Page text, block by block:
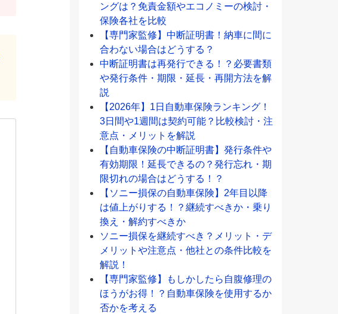
ングは？免責金額やエコノミーの検討・
保険各社を比較
【専門家監修】中断証明書！納車に間に
合わない場合はどうする？
中断証明書は再発行できる！？必要書類
や発行条件・期限・延長・再開方法を解
説
【2026年】1日自動車保険ランキング！
3日間や1週間は契約可能？比較検討・注
意点・メリットを解説
【自動車保険の中断証明書】発行条件や
有効期限！延長できるの？発行忘れ・期
限切れの場合はどうする！？
【ソニー損保の自動車保険】2年目以降
は値上がりする！？継続すべきか・乗り
換え・解約すべきか
ソニー損保を継続すべき？メリット・デ
メリットや注意点・他社との条件比較を
解説！
【専門家監修】もしかしたら自腹修理の
ほうがお得！？自動車保険を使用するか
否かを考える